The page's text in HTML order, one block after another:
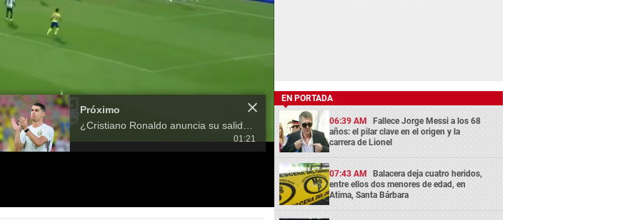
Próximo
¿Cristiano Ronaldo anuncia su salida del Al Nassr?
01:21
EN PORTADA
06:39 AM Fallece Jorge Messi a los 68
años: el pilar clave en el origen y la
carrera de Lionel
07:43 AM Balacera deja cuatro heridos,
entre ellos dos menores de edad, en
Atima, Santa Bárbara